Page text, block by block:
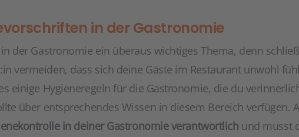
in der Gastronomie
der Gastronomie ein überaus wichtiges Thema, denn
vermeiden, dass sich deine Gäste im Restaurant unwohl
einige Hygieneregeln für die Gastronomie, die du
über entsprechendes Wissen in diesem Bereich verfügen.
in deiner Gastronomie verantwortlich und musst